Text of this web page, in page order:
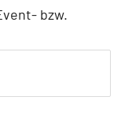
bzw.